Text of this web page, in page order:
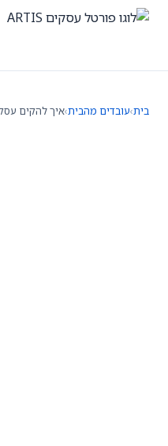
בית›עובדים מהבית›איך להקים